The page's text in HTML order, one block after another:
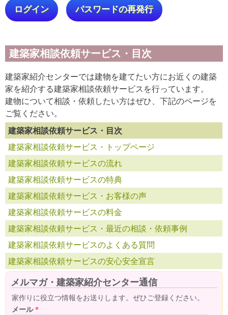
ログイン パスワードの再発行
建築家相談依頼サービス・目次
建築家紹介センターでは建物を建てたい方にお近くの建築
家を紹介する建築家相談依頼サービスを行っています。
建物について相談・依頼したい方はぜひ、下記のページを
ご覧ください。
建築家相談依頼サービス・目次
建築家相談依頼サービス・トップページ
建築家相談依頼サービスの流れ
建築家相談依頼サービスの特典
建築家相談依頼サービス・お客様の声
建築家相談依頼サービスの料金
建築家相談依頼サービス・最近の相談・依頼事例
建築家相談依頼サービスのよくある質問
建築家相談依頼サービスの安心安全宣言
メルマガ・建築家紹介センター通信
家作りに役立つ情報をお送りします。ぜひご登録ください。
メール*